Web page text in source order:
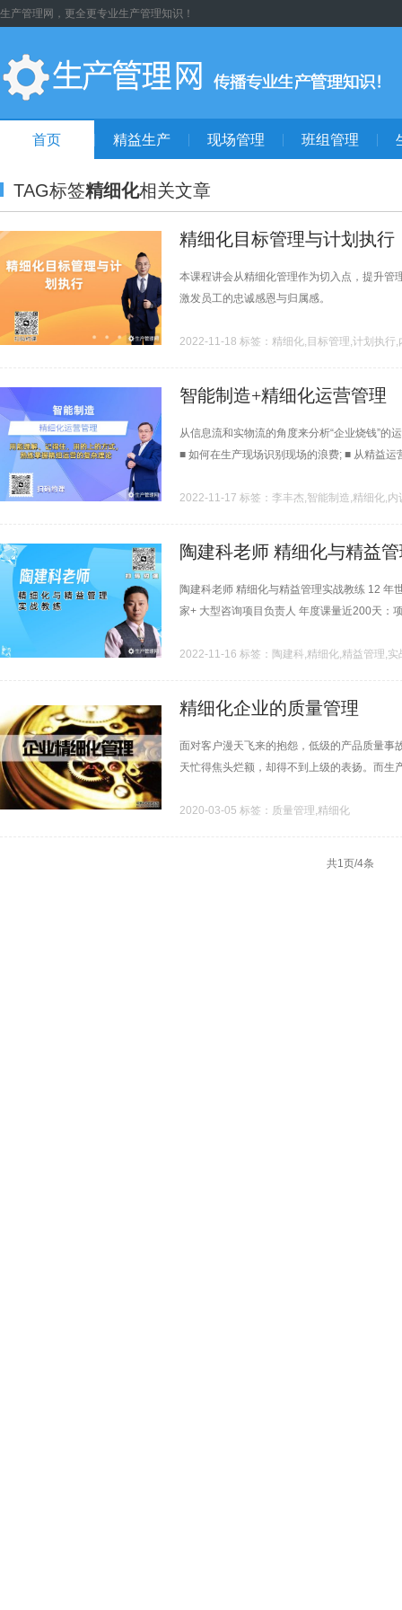
生产管理网，更全更专业生产管理知识！
首页 精益生产 现场管理 班组管理
TAG标签精细化相关文章
精细化目标管理与计划执行
本课程讲会从精细化管理作为切入点，提升管
激发员工的忠诚感恩与归属感。
2022-11-18 标签：精细化,目标管理,计划执行,
智能制造+精细化运营管理
从信息流和实物流的角度来分析“企业烧钱”的
■ 如何在生产现场识别现场的浪费; ■ 从精益运
2022-11-17 标签：李丰杰,智能制造,精细化,内
陶建科老师 精细化与精益
陶建科老师 精细化与精益管理实战教练 12
家+ 大型咨询项目负责人 年度课量近200天：
2022-11-16 标签：陶建科,精细化,精益管理,实
精细化企业的质量管理
面对客户漫天飞来的抱怨，低级的产品质量事
天忙得焦头烂额，却得不到上级的表扬。而生
2020-03-05 标签：质量管理,精细化
共1页/4条